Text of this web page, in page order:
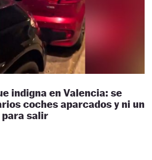
indigna en Valencia: se
coches aparcados y ni un
salir